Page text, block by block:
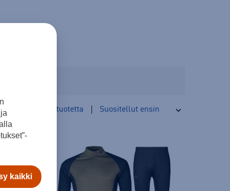
tuotetta
kaikki